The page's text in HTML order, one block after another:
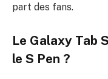
part des fans.
Le Galaxy Tab
le S Pen ?